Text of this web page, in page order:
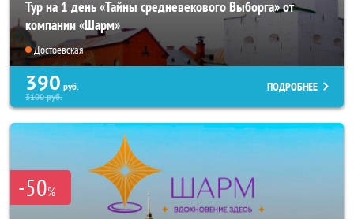
Тур на 1 день «Тайны средневекового Выборга» от
компании «Шарм»
Достоевская
390 руб.
3100руб.
ПОДРОБНЕЕ
-50%